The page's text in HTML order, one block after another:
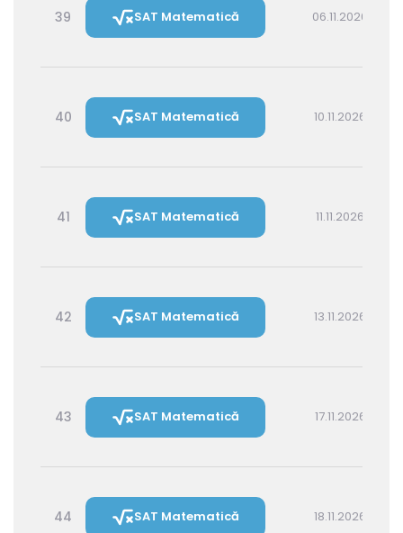
39 SAT Matematică 06.11.2026 16:00
40 SAT Matematică 10.11.2026 16:00
41 SAT Matematică 11.11.2026 14:30
42 SAT Matematică 13.11.2026 16:00
43 SAT Matematică 17.11.2026 16:00
44 SAT Matematică 18.11.2026 14:30